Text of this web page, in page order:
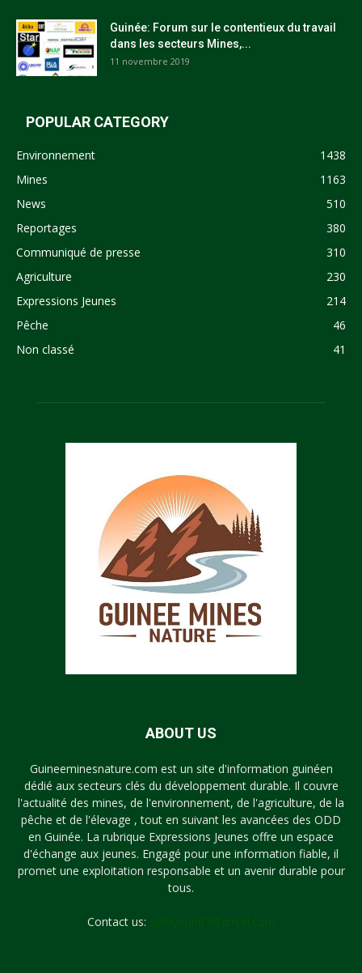
Guinée: Forum sur le contentieux du travail
dans les secteurs Mines,...
11 novembre 2019
POPULAR CATEGORY
Environnement
1438
Mines
1163
News
510
Reportages
380
Communiqué de presse
310
Agriculture
230
Expressions Jeunes
214
Pêche
46
Non classé
41
ABOUT US
Guineeminesnature.com est un site d'information guinéen
dédié aux secteurs clés du développement durable. Il couvre
l'actualité des mines, de l'environnement, de l'agriculture, de la
pêche et de l'élevage , tout en suivant les avancées des ODD
en Guinée. La rubrique Expressions Jeunes offre un espace
d'échange aux jeunes. Engagé pour une information fiable, il
promet une exploitation responsable et un avenir durable pour
tous.
Contact us: